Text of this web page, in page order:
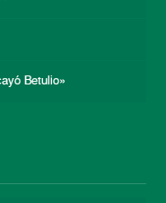
Betulio»